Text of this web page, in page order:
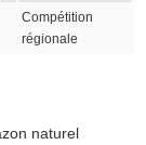
Compétition
régionale
naturel